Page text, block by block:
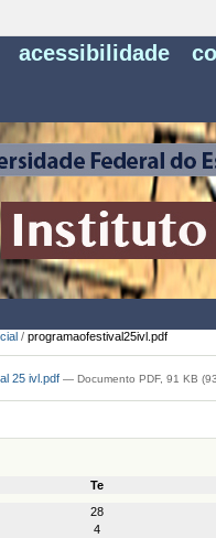
acessibilidade
/ programaofestival25ivl.pdf
25 ivl.pdf — Documento PDF, 91 KB
Te
28
4